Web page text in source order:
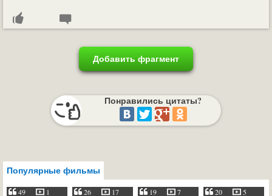
Добавить фрагмент
Понравились цитаты?
Популярные фильмы
49 1 26 17 19 7 20 5